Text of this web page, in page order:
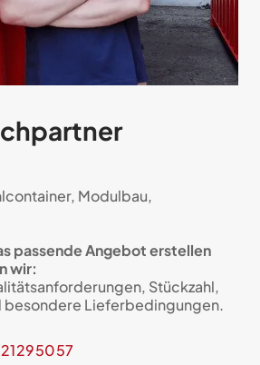
Modulbau,
passende Angebot erstellen
wir:
Stückzahl,
besondere Lieferbedingungen.